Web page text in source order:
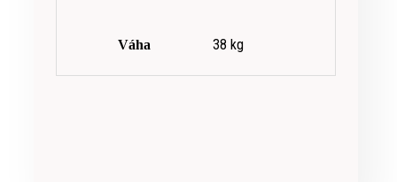
Váha 38 kg